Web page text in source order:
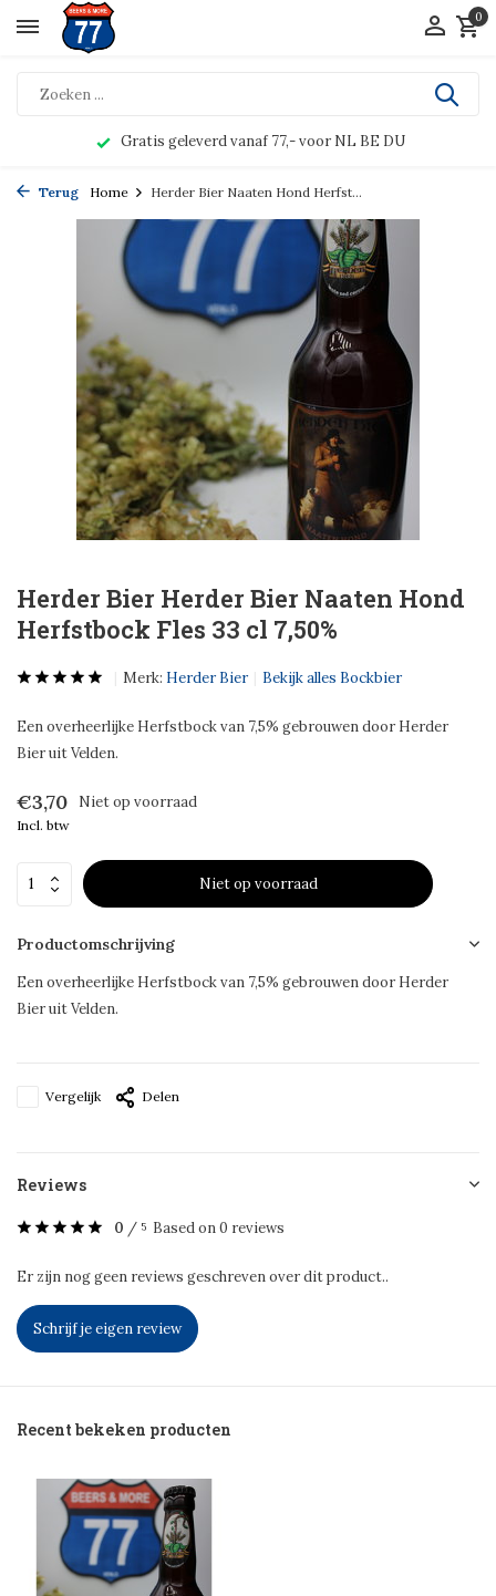
0
Gratis geleverd vanaf 77,- voor NL BE DU
Terug Home Herder Bier Naaten Hond Herfst...
Herder Bier Herder Bier Naaten Hond
Herfstbock Fles 33 cl 7,50%
Merk: Herder Bier Bekijk alles Bockbier
Een overheerlijke Herfstbock van 7,5% gebrouwen door Herder
Bier uit Velden.
€3,70 Niet op voorraad
Incl. btw
Niet op voorraad
Productomschrijving
Een overheerlijke Herfstbock van 7,5% gebrouwen door Herder
Bier uit Velden.
Vergelijk Delen
Reviews
0 / 5 Based on 0 reviews
Er zijn nog geen reviews geschreven over dit product..
Schrijf je eigen review
Recent bekeken producten